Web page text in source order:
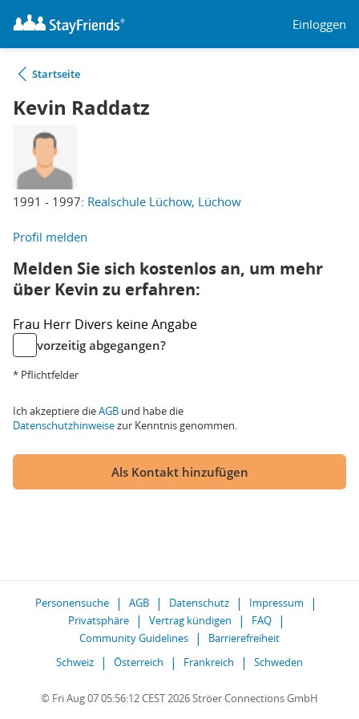
Einloggen
Startseite
Kevin Raddatz
1991 - 1997: Realschule Lüchow, Lüchow
Profil melden
Melden Sie sich kostenlos an, um mehr
über Kevin zu erfahren:
Frau Herr Divers keine Angabe
vorzeitig abgegangen?
* Pflichtfelder
Ich akzeptiere dieAGB und habe die
Datenschutzhinweisezur Kenntnis genommen.
Als Kontakt hinzufügen
Personensuche AGB Datenschutz
Impressum
Privatsphäre
Vertrag kündigen
FAQ
Community Guidelines
Barrierefreiheit
Schweiz
Österreich Frankreich Schweden
© Fri Aug 07 05:56:12 CEST 2026 Ströer Connections GmbH